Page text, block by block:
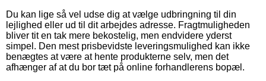
Du kan lige så vel udse dig at vælge udbringning til din
lejlighed eller ud til dit arbejdes adresse. Fragtmuligheden
bliver tit en tak mere bekostelig, men endvidere yderst
simpel. Den mest prisbevidste leveringsmulighed kan ikke
benægtes at være at hente produkterne selv, men det
afhænger af at du bor tæt på online forhandlerens bopæl.